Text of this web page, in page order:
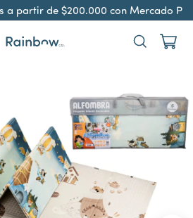
a partir de $200.000 con Mercado